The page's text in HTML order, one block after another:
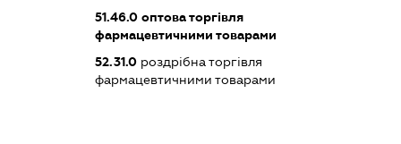
51.46.0оптова торгівля
фармацевтичними товарами
52.31.0роздрібна торгівля
фармацевтичними товарами